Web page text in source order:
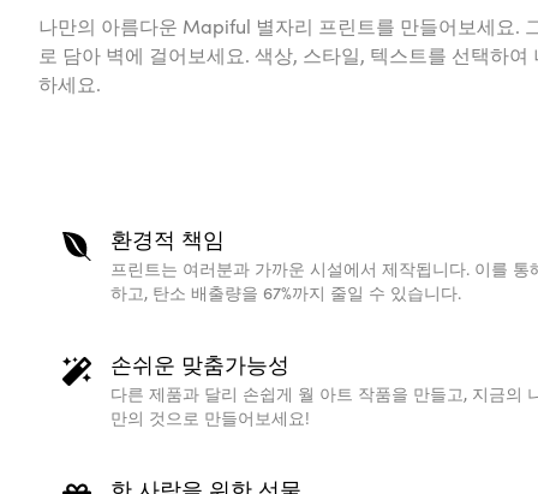
나만의 아름다운 Mapiful 별자리 프린트를 만들어보세요.
로 담아 벽에 걸어보세요. 색상, 스타일, 텍스트를 선택하
하세요.
환경적 책임
프린트는 여러분과 가까운 시설에서 제작됩니다. 이를
하고, 탄소 배출량을 67%까지 줄일 수 있습니다.
손쉬운 맞춤가능성
다른 제품과 달리 손쉽게 월 아트 작품을 만들고, 지금의
만의 것으로 만들어보세요!